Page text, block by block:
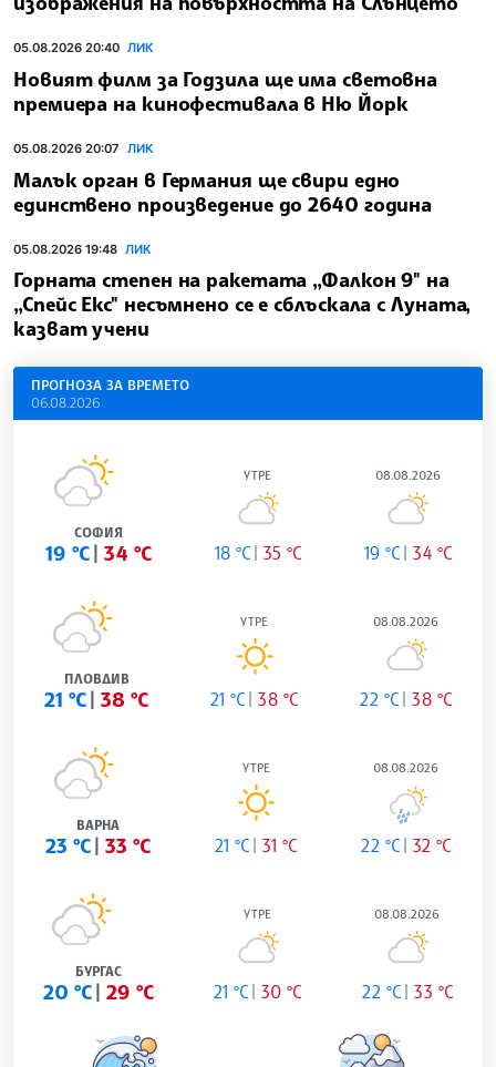
05.08.2026 20:40 ЛИК
Новият филм за Годзила ще има световна
премиера на кинофестивала в Ню Йорк
05.08.2026 20:07 ЛИК
Малък орган в Германия ще свири едно
единствено произведение до 2640 година
05.08.2026 19:48 ЛИК
Горната степен на ракетата „Фалкон 9" на
„Спейс Екс" несъмнено се е сблъскала с Луната,
казват учени
ПРОГНОЗА ЗА ВРЕМЕТО
06.08.2026
СОФИЯ
19 °C 34 °C
УТРЕ
18 °C 35 °C
08.08.2026
19 °C 34 °C
ПЛОВДИВ
21 °C 38 °C
УТРЕ
21 °C 38 °C
08.08.2026
22 °C 38 °C
ВАРНА
23 °C 33 °C
УТРЕ
21 °C 31 °C
08.08.2026
22 °C 32 °C
БУРГАС
20 °C 29 °C
УТРЕ
21 °C 30 °C
08.08.2026
22 °C 33 °C